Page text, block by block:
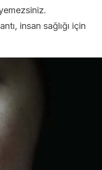
insan sağlığı için